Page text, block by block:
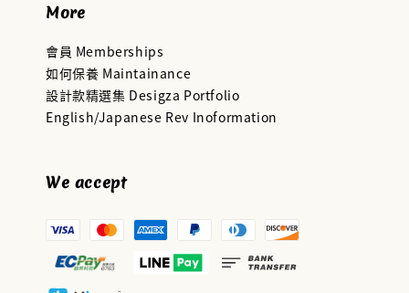
More
會員 Memberships
如何保養 Maintainance
設計款精選集 Desigza Portfolio
English/Japanese Rev Inoformation
We accept